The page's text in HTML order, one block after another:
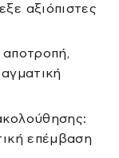
αξιόπιστες
επέμβαση